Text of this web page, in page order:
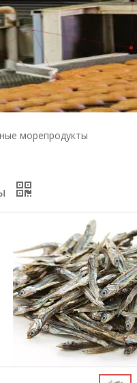
морепродукты